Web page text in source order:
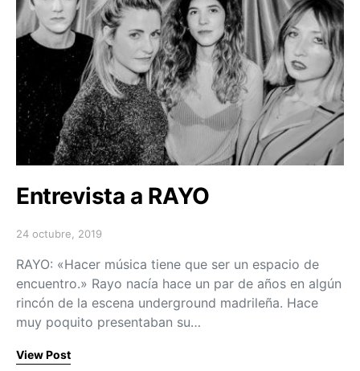
Entrevista a RAYO
Posted on
24 octubre, 2019
RAYO: «Hacer música tiene que ser un espacio de
encuentro.» Rayo nacía hace un par de años en algún
rincón de la escena underground madrileña. Hace
muy poquito presentaban su…
View Post